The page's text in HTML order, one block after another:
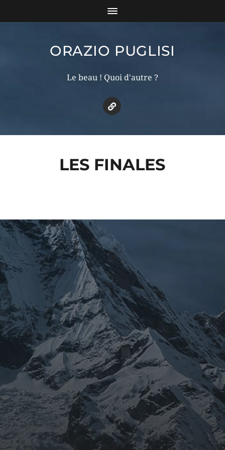
ORAZIO PUGLISI
Le beau ! Quoi d'autre ?
LES FINALES
ARCHIVES
mars 2026
février 2026
décembre 2025
septembre 2024
août 2024
CATÉGORIES
Conférences
conférences échecs
Echecs